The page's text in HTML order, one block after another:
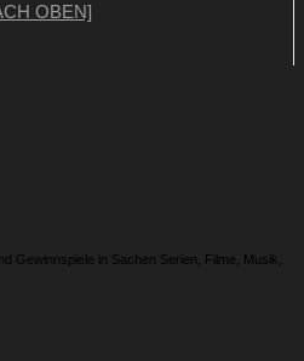
OBEN]
Gewinnspiele in Sachen Serien, Filme, Musik,